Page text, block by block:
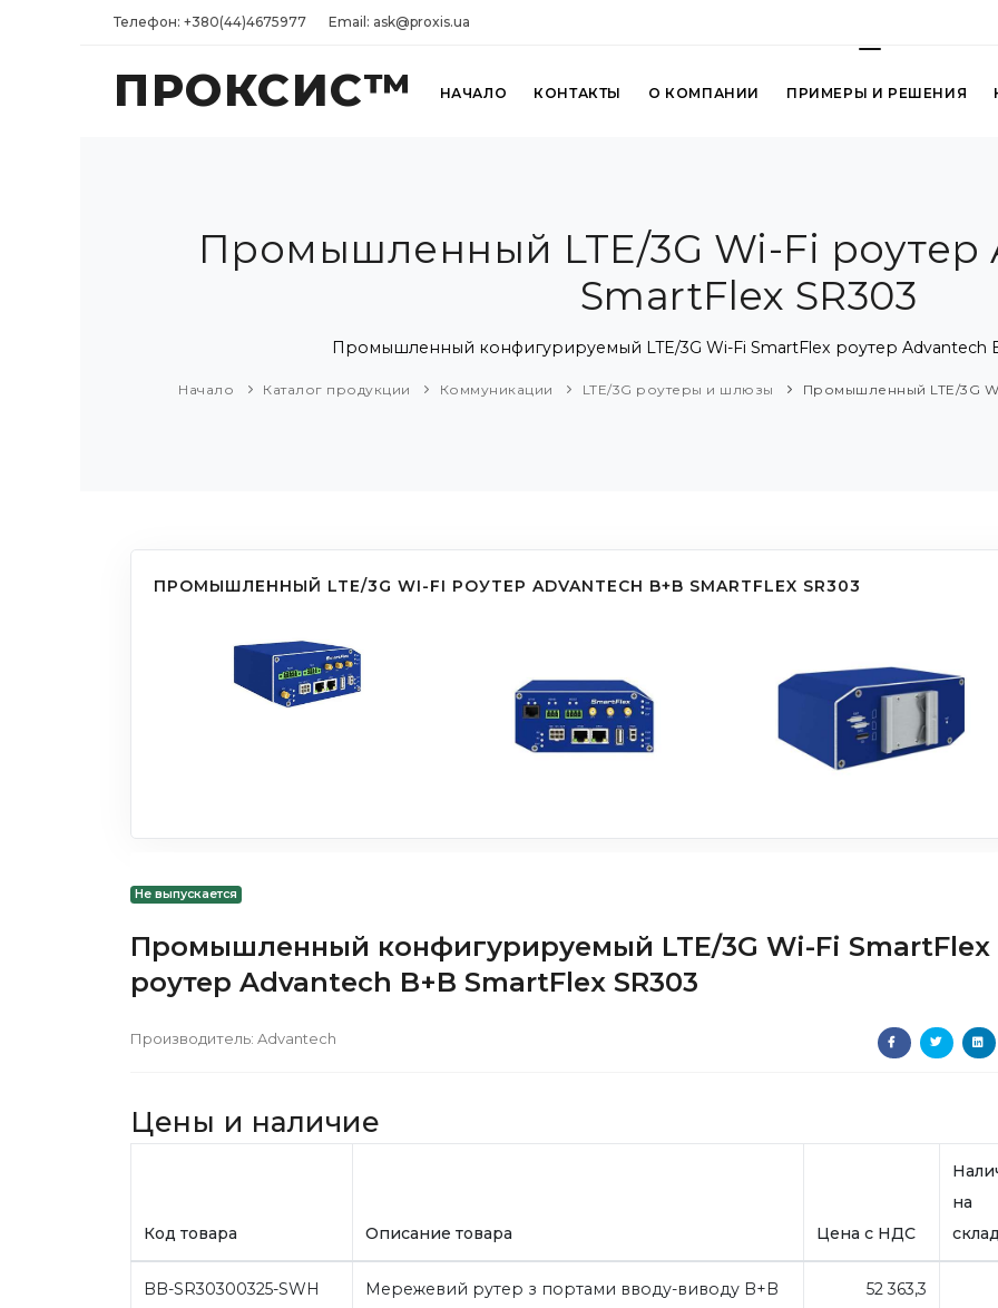
Телефон: +380(44)4675977 Email: ask@proxis.ua
ПРОКСИС™ НАЧАЛО КОНТАКТЫ О КОМПАНИИ ПРИМЕРЫ И РЕШЕНИЯ
Промышленный LTE/3G Wi-Fi роутер
SmartFlex SR303
Промышленный конфигурируемый LTE/3G Wi-Fi SmartFlex роутер Advantech
Начало Каталог продукции Коммуникации LTE/3G роутеры и шлюзы Промышленный LTE/3G
ПРОМЫШЛЕННЫЙ LTE/3G WI-FI РОУТЕР ADVANTECH B+B SMARTFLEX SR303
Не выпускается
Промышленный конфигурируемый LTE/3G Wi-Fi SmartFlex
роутер Advantech B+B SmartFlex SR303
Производитель: Advantech
Цены и наличие
Код товара Описание товара Цена с НДС
на
BB-SR30300325-SWH
Мережевий рутер з портами вводу-виводу B+B
52 363,3